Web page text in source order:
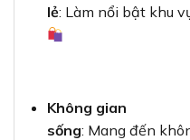
lẻ: Làm nổi bật khu
Không gian
sống: Mang đến